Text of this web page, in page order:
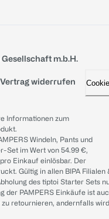
m.b.H.
Vertrag widerrufen
Informationen zum
Windeln, Pants und
Set im Wert von 54.99 €,
Einkauf einlösbar. Der
Gültig in allen BIPA Filialen
des tiptoi Starter Sets
der PAMPERS Einkäufe ist
retournieren, andernfalls wird